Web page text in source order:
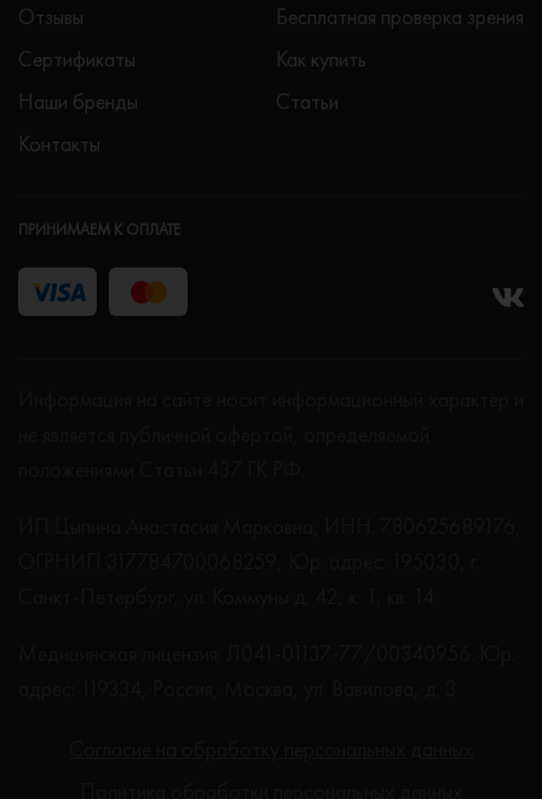
Отзывы
Сертификаты
Наши бренды
Контакты
Бесплатная проверка зрения
Как купить
Статьи
ПРИНИМАЕМ К ОПЛАТЕ